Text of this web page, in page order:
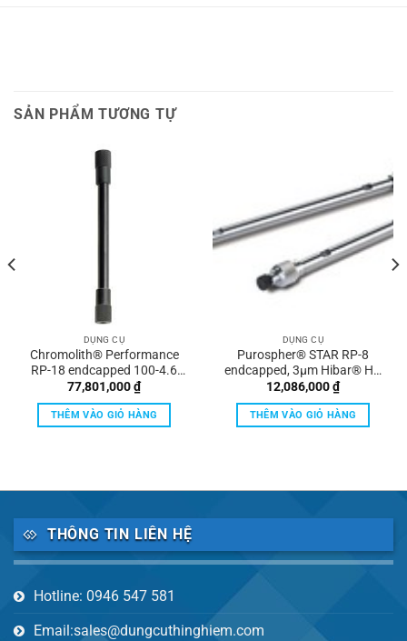
SẢN PHẨM TƯƠNG TỰ
DỤNG CỤ
Chromolith® Performance
RP-18 endcapped 100-4.6
HPLC columns Validation Kit
(3 columns from 3 different
batches) Merck
77,801,000₫
THÊM VÀO GIỎ HÀNG
DỤNG CỤ
Purospher® STAR RP-8
endcapped, 3µm Hibar® HR
100-2.1 UHPLC column
Merck
12,086,000₫
THÊM VÀO GIỎ HÀNG
THÔNG TIN LIÊN HỆ
Hotline: 0946 547 581
Email:sales@dungcuthinghiem.com